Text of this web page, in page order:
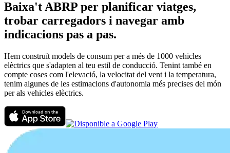
Baixa't ABRP per planificar viatges,
trobar carregadors i navegar amb
indicacions pas a pas.
Hem construït models de consum per a més de 1000 vehicles
elèctrics que s'adapten al teu estil de conducció. Tenint també en
compte coses com l'elevació, la velocitat del vent i la temperatura,
tenim algunes de les estimacions d'autonomia més precises del món
per als vehicles elèctrics.